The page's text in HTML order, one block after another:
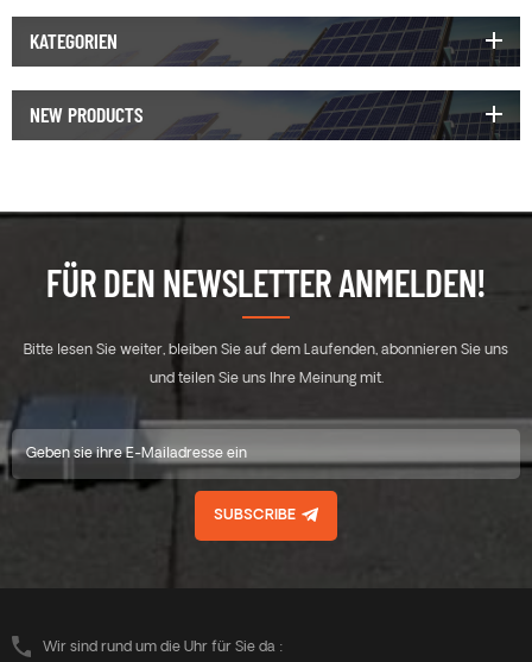
KATEGORIEN
NEW PRODUCTS
FÜR DEN NEWSLETTER ANMELDEN!
Bitte lesen Sie weiter, bleiben Sie auf dem Laufenden, abonnieren Sie uns
und teilen Sie uns Ihre Meinung mit.
SUBSCRIBE
Wir sind rund um die Uhr für Sie da :